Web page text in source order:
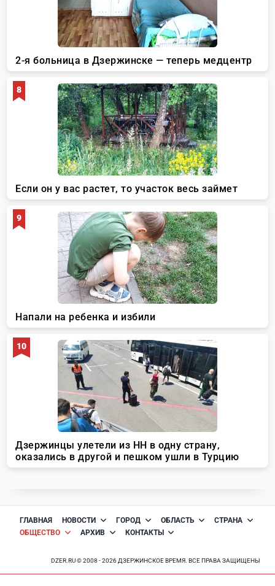
ГЛАВНАЯ НОВОСТИ ГОРОД ОБЛАСТЬ
СТРАНА
ОБЩЕСТВО
АРХИВ КОНТАКТЫ
DZER.RU © 2008 - 2026 ДЗЕРЖИНСКОЕ ВРЕМЯ. ВСЕ ПРАВА ЗАЩИЩЕНЫ